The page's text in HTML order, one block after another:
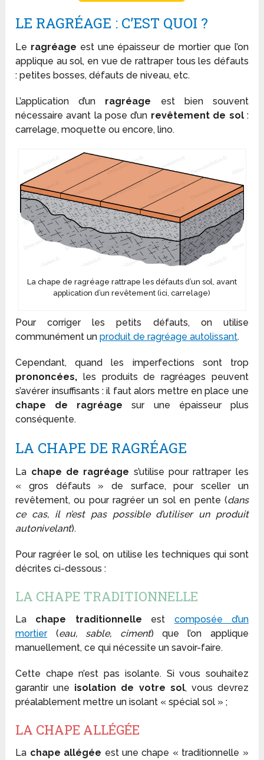
LE RAGRÉAGE : C’EST QUOI ?
Le ragréage est une épaisseur de mortier que l’on
applique au sol, en vue de rattraper tous les défauts
: petites bosses, défauts de niveau, etc.
L’application d’un ragréage est bien souvent
nécessaire avant la pose d’un revêtement de sol:
carrelage, moquette ou encore, lino.
La chape de ragréage rattrape les défauts d’un sol, avant
application d’un revêtement (ici, carrelage)
Pour corriger les petits défauts, on utilise
communément unproduit de ragréage autolissant.
Cependant, quand les imperfections sont trop
prononcées, les produits de ragréages peuvent
s’avérer insuffisants : il faut alors mettre en place une
chape de ragréage sur une épaisseur plus
conséquente.
LA CHAPE DE RAGRÉAGE
La chape de ragréage s’utilise pour rattraper les
« gros défauts » de surface, pour sceller un
revêtement, ou pour ragréer un sol en pente (dans
ce cas, il n’est pas possible d’utiliser un produit
autonivelant).
Pour ragréer le sol, on utilise les techniques qui sont
décrites ci-dessous :
LA CHAPE TRADITIONNELLE
La chape traditionnelle est composée d’un
mortier(eau, sable, ciment) que l’on applique
manuellement, ce qui nécessite un savoir-faire.
Cette chape n’est pas isolante. Si vous souhaitez
garantir une isolation de votre sol, vous devrez
préalablement mettre un isolant « spécial sol » ;
LA CHAPE ALLÉGÉE
La chape allégée est une chape « traditionnelle »